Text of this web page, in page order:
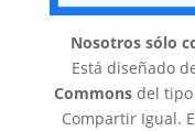
Nosotros sólo
Está diseñado
Commons del tipo
Compartir Igual.